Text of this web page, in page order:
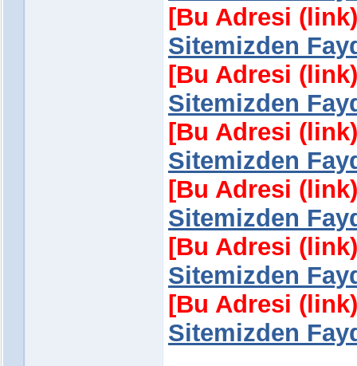
[Bu Adresi
Sitemizden
[Bu Adresi
Sitemizden
[Bu Adresi
Sitemizden
[Bu Adresi
Sitemizden
[Bu Adresi
Sitemizden
[Bu Adresi
Sitemizden